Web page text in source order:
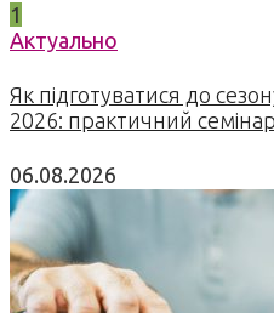
1
Актуально
Як підготуватися до
2026: практичний
06.08.2026